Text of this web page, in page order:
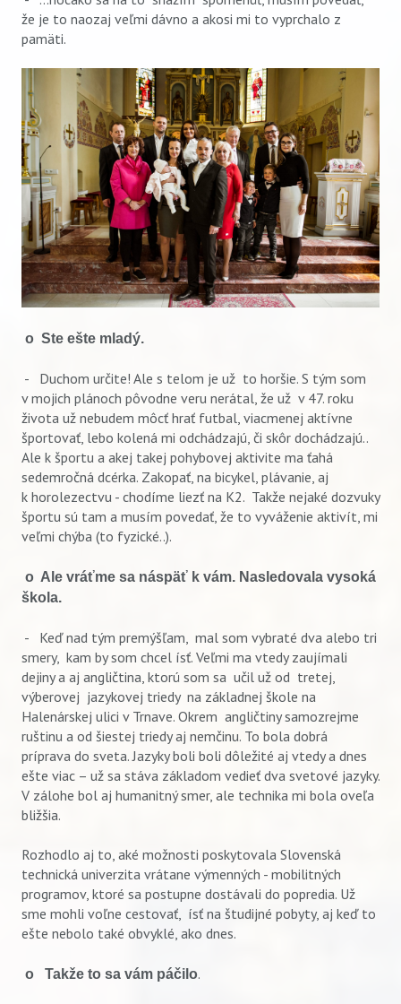
že je to naozaj veľmi dávno a akosi mi to vyprchalo z
pamäti.
o Ste ešte mladý.
- Duchom určite! Ale s telom je už to horšie. S tým som
v mojich plánoch pôvodne veru nerátal, že už v 47. roku
života už nebudem môcť hrať futbal, viacmenej aktívne
športovať, lebo kolená mi odchádzajú, či skôr dochádzajú..
Ale k športu a akej takej pohybovej aktivite ma ťahá
sedemročná dcérka. Zakopať, na bicykel, plávanie, aj
k horolezectvu - chodíme liezť na K2. Takže nejaké dozvuky
športu sú tam a musím povedať, že to vyváženie aktivít, mi
veľmi chýba (to fyzické..).
o Ale vráťme sa náspäť k vám. Nasledovala vysoká
škola.
- Keď nad tým premýšľam, mal som vybraté dva alebo tri
smery, kam by som chcel ísť. Veľmi ma vtedy zaujímali
dejiny a aj angličtina, ktorú som sa učil už od tretej,
výberovej jazykovej triedy na základnej škole na
Halenárskej ulici v Trnave. Okrem angličtiny samozrejme
ruštinu a od šiestej triedy aj nemčinu. To bola dobrá
príprava do sveta. Jazyky boli boli dôležité aj vtedy a dnes
ešte viac – už sa stáva základom vedieť dva svetové jazyky.
V zálohe bol aj humanitný smer, ale technika mi bola oveľa
bližšia.
Rozhodlo aj to, aké možnosti poskytovala Slovenská
technická univerzita vrátane výmenných - mobilitných
programov, ktoré sa postupne dostávali do popredia. Už
sme mohli voľne cestovať, ísť na študijné pobyty, aj keď to
ešte nebolo také obvyklé, ako dnes.
o Takže to sa vám páčilo.